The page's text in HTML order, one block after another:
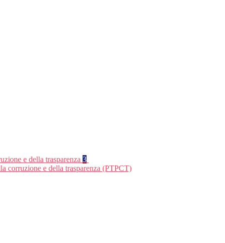
e della trasparenza 3
corruzione e della trasparenza (PTPCT)